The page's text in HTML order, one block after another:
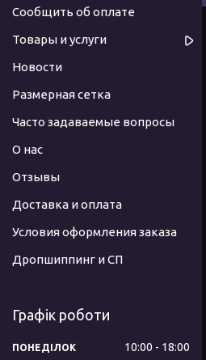
Сообщить об оплате
Товары и услуги
Новости
Размерная сетка
Часто задаваемые вопросы
О нас
Отзывы
Доставка и оплата
Условия оформления заказа
Дропшиппинг и СП
Графік роботи
ПОНЕДІЛОК 10:00 18:00